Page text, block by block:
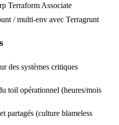
Terraform Associate
/ multi-env avec Terragrunt
des systèmes critiques
toil opérationnel (heures/mois
partagés (culture blameless